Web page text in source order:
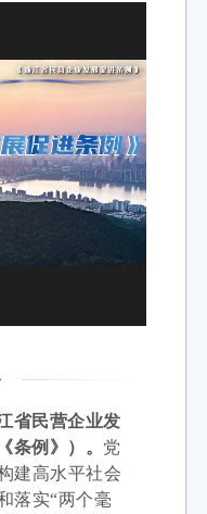
省民营企业发
条例》）。 党
建高水平社会
落实“两个毫